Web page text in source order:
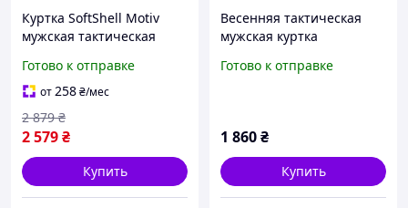
Куртка SoftShell Motiv
мужская тактическая
капюшоном Софт Шелл
на флисе черная
Готово к отправке
от258₴/мес
2 579₴
2 879 ₴
Купить
Весенняя тактическая
мужская куртка
тонком флисе военная
Готово к отправке
1 860₴
Купить